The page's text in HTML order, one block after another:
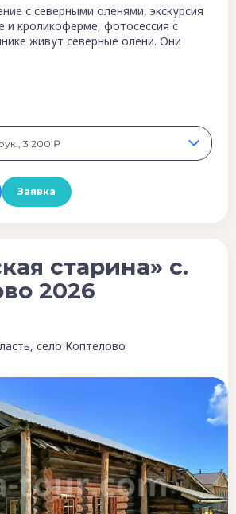
с северными оленями, экскурсия
и кроликоферме, фотосессия с
живут северные олени. Они
3 200 ₽
Заявка
старина» с.
2026
село Коптелово